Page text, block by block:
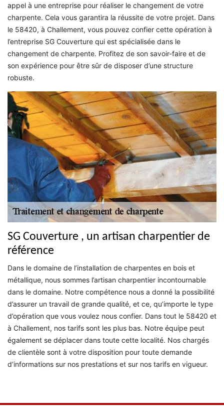
appel à une entreprise pour réaliser le changement de votre
charpente. Cela vous garantira la réussite de votre projet. Dans
le 58420, à Challement, vous pouvez confier cette opération à
l’entreprise SG Couverture qui est spécialisée dans le
changement de charpente. Profitez de son savoir-faire et de
son expérience pour être sûr de disposer d’une structure
robuste.
SG Couverture , un artisan charpentier de
référence
Dans le domaine de l’installation de charpentes en bois et
métallique, nous sommes l’artisan charpentier incontournable
dans le domaine. Notre compétence nous a donné la possibilité
d’assurer un travail de grande qualité, et ce, qu’importe le type
d’opération que vous voulez nous confier. Dans tout le 58420 et
à Challement, nos tarifs sont les plus bas. Notre équipe peut
également se déplacer dans toute cette localité. Nos chargés
de clientèle sont à votre disposition pour toute demande
d’informations sur nos prestations et sur nos tarifs en vigueur.